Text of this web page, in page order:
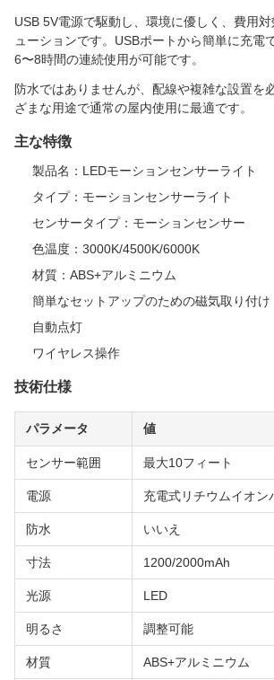
USB 5V電源で駆動し、環境に優しく、費用
ューションです。USBポートから簡単に充電
6〜8時間の連続使用が可能です。
防水ではありませんが、配線や複雑な設置を
ざまな用途で通常の屋内使用に最適です。
主な特徴
製品名：LEDモーションセンサーライト
タイプ：モーションセンサーライト
センサータイプ：モーションセンサー
色温度：3000K/4500K/6000K
材質：ABS+アルミニウム
簡単なセットアップのための磁気取り付け
自動点灯
ワイヤレス操作
技術仕様
パラメータ 値
センサー範囲 最大10フィート
電源 充電式リチウムイオン
防水 いいえ
寸法 1200/2000mAh
光源 LED
明るさ 調整可能
材質 ABS+アルミニウム